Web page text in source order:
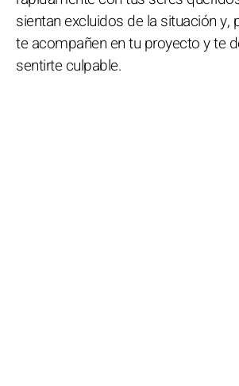
sientan excluidos de la situación y,
te acompañen en tu proyecto y te
sentirte culpable.